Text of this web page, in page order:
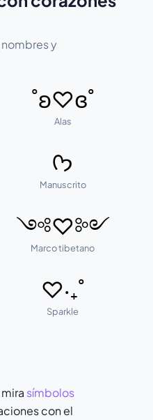
y
˚ʚ♡ɞ˚
Alas
ᡣ𐭩
Manuscrito
༺♡༻
Marco tibetano
♡‧₊˚
Sparkle
símbolos
con el